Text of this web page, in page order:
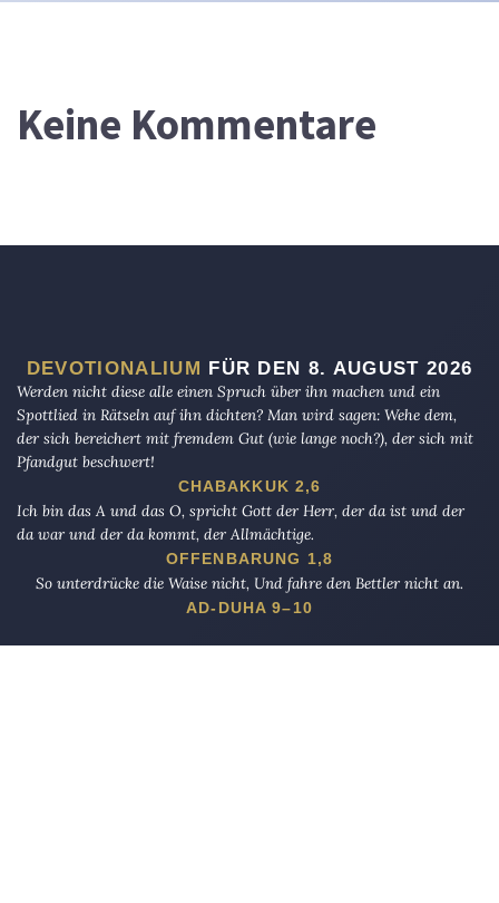
Keine Kommentare
DEVOTIONALIUM FÜR DEN 8. AUGUST 2026
Werden nicht diese alle einen Spruch über ihn machen und ein
Spottlied in Rätseln auf ihn dichten? Man wird sagen: Wehe dem,
der sich bereichert mit fremdem Gut (wie lange noch?), der sich mit
Pfandgut beschwert!
CHABAKKUK 2,6
Ich bin das A und das O, spricht Gott der Herr, der da ist und der
da war und der da kommt, der Allmächtige.
OFFENBARUNG 1,8
So unterdrücke die Waise nicht, Und fahre den Bettler nicht an.
AD-DUHA 9–10